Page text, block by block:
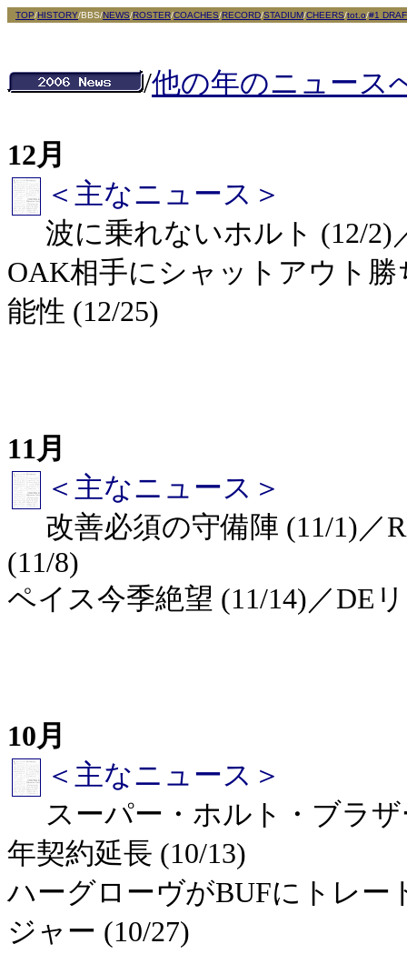
TOP/HISTORY/BBS/NEWS/ROSTER/COACHES/RECORD/STADIUM/CHEERS/tot.o/#1
/他の年のニュース
12月
＜主なニュース＞
波に乗れないホルト (12/
OAK相手にシャットアウト
能性 (12/25)
11月
＜主なニュース＞
改善必須の守備陣 (11/1)／
(11/8)
ペイス今季絶望 (11/14)／DE
10月
＜主なニュース＞
スーパー・ホルト・ブラ
年契約延長 (10/13)
ハーグローヴがBUFにトレー
ジャー (10/27)